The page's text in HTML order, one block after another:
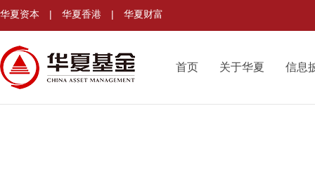
华夏资本 | 华夏香港 | 华夏财富
首页 关于华夏 信息